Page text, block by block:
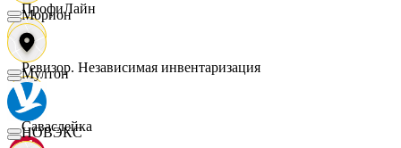
ПрофиЛайн
Ревизор. Независимая инвентаризация
Саваслейка
Морион
Мултон
НОВЭКС